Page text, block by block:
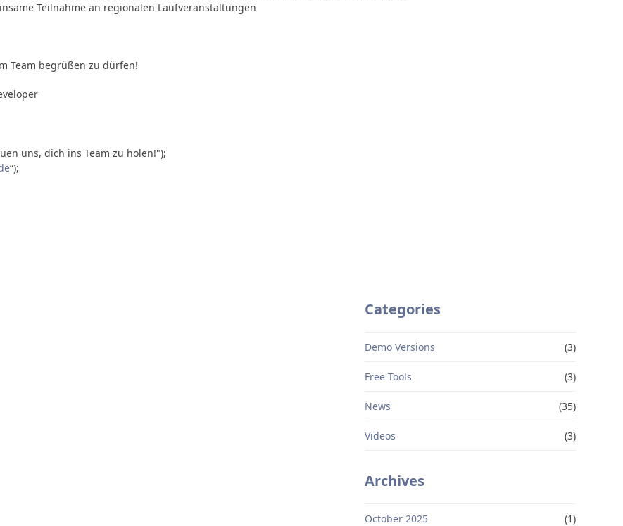
Teilnahme an regionalen Laufveranstaltungen
Team begrüßen zu dürfen!
“);
Categories
Demo Versions (3)
Free Tools (3)
News (35)
Videos (3)
Archives
October 2025 (1)